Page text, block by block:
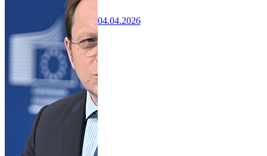
04.04.2026